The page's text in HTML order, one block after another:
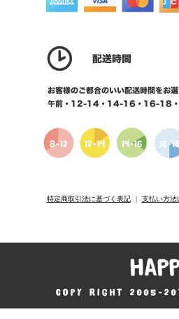
特定商取引法に基づく表記｜ 支払い方法